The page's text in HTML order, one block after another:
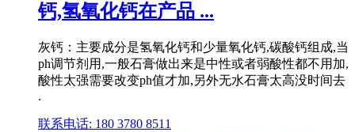
钙,氢氧化钙在产品 ...
灰钙：主要成分是氢氧化钙和少量氧化钙,碳酸钙组成,当
ph调节剂用,一般石膏做出来是中性或者弱酸性都不用加,
酸性太强需要改变ph值才加,另外无水石膏太高没时间去
.
联系电话: 180 3780 8511